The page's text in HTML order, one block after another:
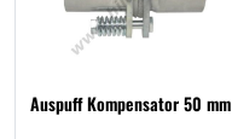
Auspuff Kompensator 50 mm